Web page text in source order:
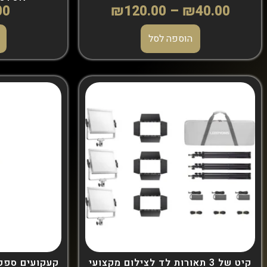
₪40.00
–
₪120.00
הוספה לסל
קיט של 3 תאורות לד לצילום מקצועי